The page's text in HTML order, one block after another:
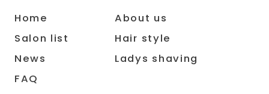
Home
About us
Salon list
Hair style
News
Ladys shaving
FAQ